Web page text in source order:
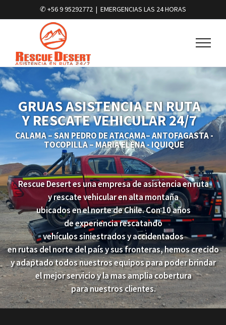
✆ +56 9 95292772 | EMERGENCIAS LAS 24 HORAS
GRUAS ASISTENCIA EN RUTA
Y RESCATE VEHICULAR 24/7
CALAMA – SAN PEDRO DE ATACAMA– ANTOFAGASTA -
TOCOPILLA – MARIA ELENA - IQUIQUE
Rescue Desert es una empresa de asistencia en ruta
y rescate vehicular en alta montaña
ubicados en el norte de Chile. Con 10 años
de experiencia rescatando
vehículos siniestrados y accidentados
en rutas del norte del país y sus fronteras, hemos crecido
y adaptado todos nuestros equipos para poder brindar
el mejor servicio y la mas amplia cobertura
para nuestros clientes.